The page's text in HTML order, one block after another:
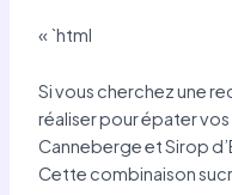
« `html
Si vous cherchez une
réaliser pour épater
Canneberge et Sirop
Cette combinaison